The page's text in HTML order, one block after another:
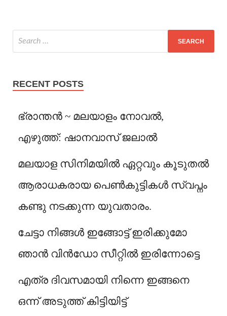
RECENT POSTS
ഭ്രാന്തൻ ~ മലയാളം നോവൽ,
എഴുത്ത്: ഷാനവാസ് ജലാൽ
മലയാള സിനിമയിൽ ഏറ്റവും കൂടുതൽ
ആരാധകരായ പെൺകുട്ടികൾ സ്വപ്നം
കണ്ടു നടക്കുന്ന യുവതാരം.
ചേട്ടാ നിങ്ങൾ ഇങ്ങോട്ട് ഇരിക്കുമോ
ഞാൻ വിൻഡോ സീറ്റിൽ ഇരിന്നോട്ടെ
എത്ര ദിവസമായി നിന്നെ ഇങ്ങനെ
ഒന്ന് അടുത്ത് കിട്ടിയിട്ട്